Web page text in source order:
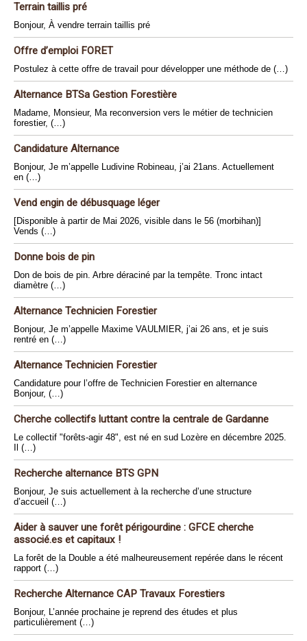
Terrain taillis pré
Bonjour, À vendre terrain taillis pré
Offre d’emploi FORET
Postulez à cette offre de travail pour développer une méthode de (…)
Alternance BTSa Gestion Forestière
Madame, Monsieur, Ma reconversion vers le métier de technicien
forestier, (…)
Candidature Alternance
Bonjour, Je m’appelle Ludivine Robineau, j’ai 21ans. Actuellement
en (…)
Vend engin de débusquage léger
[Disponible à partir de Mai 2026, visible dans le 56 (morbihan)]
Vends (…)
Donne bois de pin
Don de bois de pin. Arbre déraciné par la tempête. Tronc intact
diamètre (…)
Alternance Technicien Forestier
Bonjour, Je m’appelle Maxime VAULMIER, j’ai 26 ans, et je suis
rentré en (…)
Alternance Technicien Forestier
Candidature pour l’offre de Technicien Forestier en alternance
Bonjour, (…)
Cherche collectifs luttant contre la centrale de Gardanne
Le collectif "forêts-agir 48", est né en sud Lozère en décembre 2025.
Il (…)
Recherche alternance BTS GPN
Bonjour, Je suis actuellement à la recherche d’une structure
d’accueil (…)
Aider à sauver une forêt périgourdine : GFCE cherche
associé.es et capitaux !
La forêt de la Double a été malheureusement repérée dans le récent
rapport (…)
Recherche Alternance CAP Travaux Forestiers
Bonjour, L’année prochaine je reprend des études et plus
particulièrement (…)